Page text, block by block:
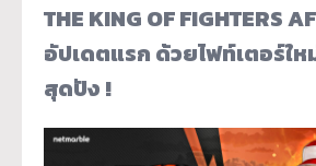
THE KING OF FIGHTERS
อัปเดตแรก ด้วยไฟท์เตอร์ใ
สุดปัง !